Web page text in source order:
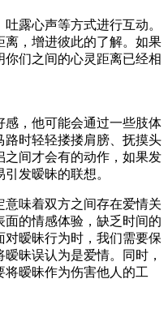
露心声等方式进行互动。
，增进彼此的了解。如果
们之间的心灵距离已经相
，他可能会通过一些肢体
时轻轻搂搂肩膀、抚摸头
之间才会有的动作，如果发
发暧昧的联想。
味着双方之间存在爱情关
的情感体验，缺乏时间的
暧昧行为时，我们需要保
昧误认为是爱情。同时，
暧昧作为伤害他人的工